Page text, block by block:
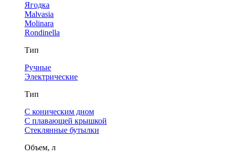
Ягодка
Malvasia
Molinara
Rondinella
Тип
Ручные
Электрические
Тип
С коническим дном
С плавающей крышкой
Стеклянные бутылки
Объем, л